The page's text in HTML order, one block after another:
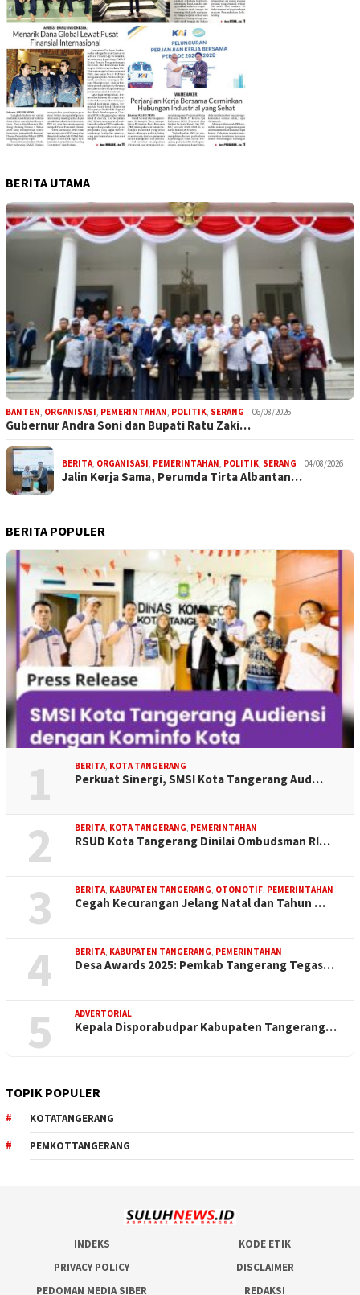
BERITA UTAMA
BANTEN ORGANISASI PEMERINTAHAN POLITIK SERANG 06/08/2026
Gubernur Andra Soni dan Bupati Ratu Zaki…
BERITA ORGANISASI PEMERINTAHAN POLITIK SERANG 04/08/2026
Jalin Kerja Sama, Perumda Tirta Albantan…
BERITA POPULER
1 BERITA KOTA TANGERANG
Perkuat Sinergi, SMSI Kota Tangerang Aud…
2 BERITA KOTA TANGERANG PEMERINTAHAN
RSUD Kota Tangerang Dinilai Ombudsman RI…
3 BERITA KABUPATEN TANGERANG OTOMOTIF PEMERINTAHAN
Cegah Kecurangan Jelang Natal dan Tahun …
4 BERITA KABUPATEN TANGERANG PEMERINTAHAN
Desa Awards 2025: Pemkab Tangerang Tegas…
5 ADVERTORIAL
Kepala Disporabudpar Kabupaten Tangerang…
TOPIK POPULER
KOTATANGERANG
PEMKOTTANGERANG
INDEKS
KODE ETIK
PRIVACY POLICY
DISCLAIMER
PEDOMAN MEDIA SIBER
REDAKSI